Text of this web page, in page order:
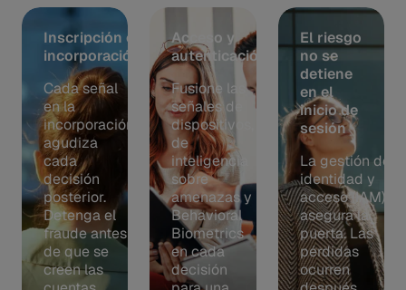
Inscripción e
incorporación
Cada señal
en la
incorporación
agudiza
cada
decisión
posterior.
Detenga el
fraude antes
de que se
creen las
Acceso y
autenticación
Fusione las
señales de
dispositivos,
de
inteligencia
sobre
amenazas y
Behavioral
Biometrics
en cada
decisión
El riesgo
no se
detiene
en el
inicio de
sesión
La gestión de
identidad y
acceso (IAM)
asegura la
puerta. Las
pérdidas
ocurren